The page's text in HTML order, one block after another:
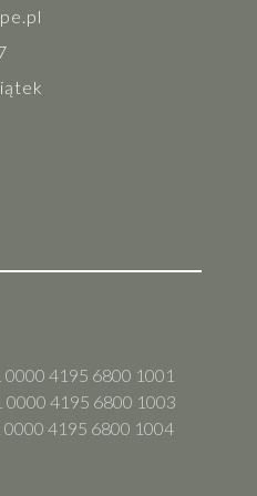
4195 6800 1001
0000 4195 6800 1003
0000 4195 6800 1004